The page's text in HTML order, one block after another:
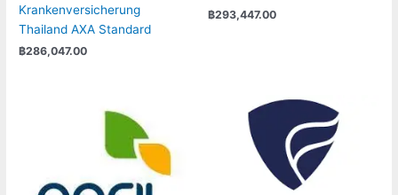
Krankenversicherung
Thailand AXA Standard
฿286,047.00
฿293,447.00